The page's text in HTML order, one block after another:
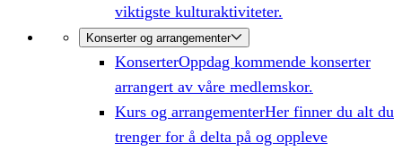
viktigste kulturaktiviteter.
Konserter og arrangementer
KonserterOppdag kommende konserter
arrangert av våre medlemskor.
Kurs og arrangementerHer finner du alt du
trenger for å delta på og oppleve